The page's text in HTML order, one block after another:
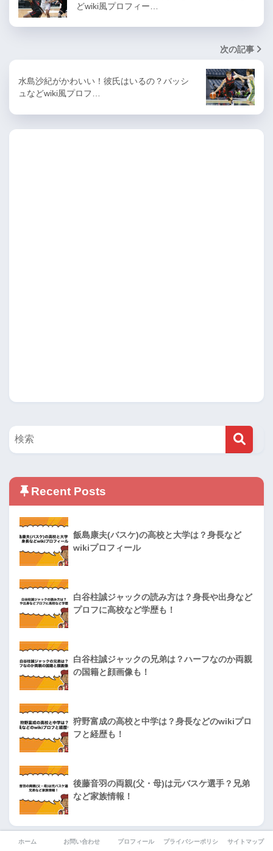
どwiki風プロフィー…
次の記事
水島沙紀がかわいい！彼氏はいるの？バッシ
ュなどwiki風プロフ…
Recent Posts
飯島康夫(バスケ)の高校と大学は？身長など
wikiプロフィール
白谷柱誠ジャックの読み方は？身長や出身など
プロフに高校など学歴も！
白谷柱誠ジャックの兄弟は？ハーフなのか両親
の国籍と顔画像も！
狩野富成の高校と中学は？身長などのwikiプロ
フと経歴も！
後藤音羽の両親(父・母)は元バスケ選手？兄弟
など家族情報！
ホーム お問い合わせ プロフィール プライバシーポリシー サイトマップ